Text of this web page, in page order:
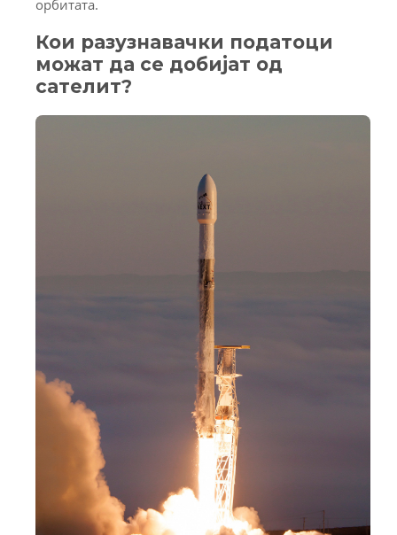
орбитата.
Кои разузнавачки податоци
можат да се добијат од
сателит?